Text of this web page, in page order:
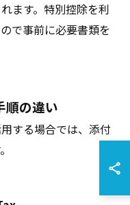
ます。特別控除を利
で事前に必要書類を
順の違い
する場合では、添付